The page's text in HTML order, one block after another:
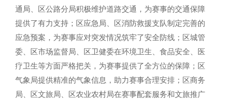
通局、区公路分局积极维护道路交通，为赛事的交通保障
提供了有力支持；区应急局、区消防救援支队制定完善的
应急预案，为赛事应对突发情况筑牢了安全防线；区城管
委、区市场监督局、区卫健委在环境卫生、食品安全、医
疗卫生等方面严格把关，为赛事提供了全方位的保障；区
气象局提供精准的气象信息，助力赛事合理安排；区商务
局、区文旅局、区农业农村局在赛事配套服务和文旅推广